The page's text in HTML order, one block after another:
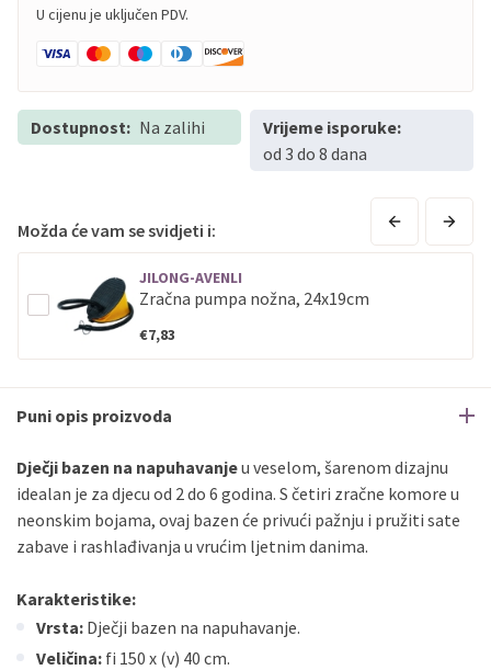
U cijenu je uključen PDV.
Dostupnost: Na zalihi
Vrijeme isporuke:
od 3 do 8 dana
Možda će vam se svidjeti i:
JILONG-AVENLI
Zračna pumpa nožna, 24x19cm
€7,83
Puni opis proizvoda
Dječji bazen na napuhavanjeu veselom, šarenom dizajnu
idealan je za djecu od 2 do 6 godina. S četiri zračne komore u
neonskim bojama, ovaj bazen će privući pažnju i pružiti sate
zabave i rashlađivanja u vrućim ljetnim danima.
Karakteristike:
Vrsta: Dječji bazen na napuhavanje.
Veličina: fi 150 x (v) 40 cm.